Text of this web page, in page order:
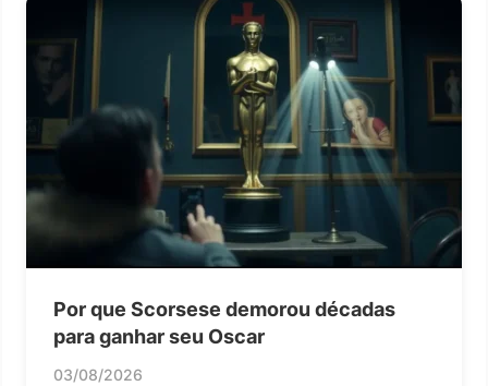
Por que Scorsese demorou décadas
para ganhar seu Oscar
03/08/2026